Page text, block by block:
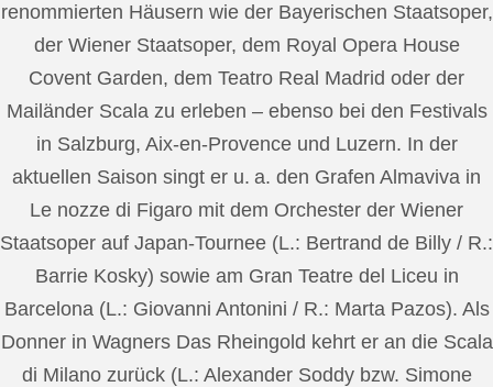
renommierten Häusern wie der Bayerischen Staatsoper,
der Wiener Staatsoper, dem Royal Opera House
Covent Garden, dem Teatro Real Madrid oder der
Mailänder Scala zu erleben – ebenso bei den Festivals
in Salzburg, Aix-en-Provence und Luzern. In der
aktuellen Saison singt er u. a. den Grafen Almaviva in
Le nozze di Figaro mit dem Orchester der Wiener
Staatsoper auf Japan-Tournee (L.: Bertrand de Billy / R.:
Barrie Kosky) sowie am Gran Teatre del Liceu in
Barcelona (L.: Giovanni Antonini / R.: Marta Pazos). Als
Donner in Wagners Das Rheingold kehrt er an die Scala
di Milano zurück (L.: Alexander Soddy bzw. Simone